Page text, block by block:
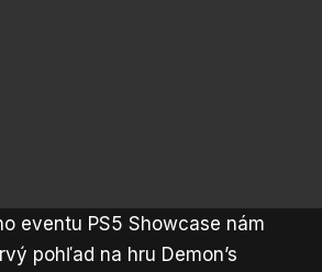
eventu PS5 Showcase nám
pohľad na hru Demon’s